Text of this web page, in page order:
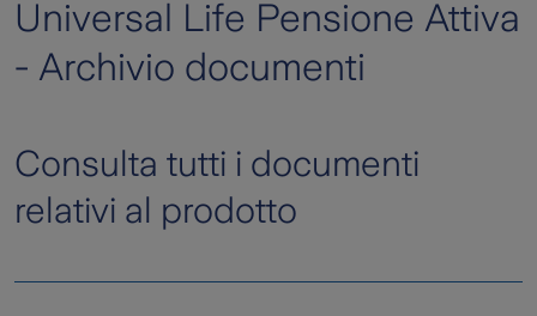
Universal Life Pensione Attiva
- Archivio documenti
Consulta tutti i documenti
relativi al prodotto